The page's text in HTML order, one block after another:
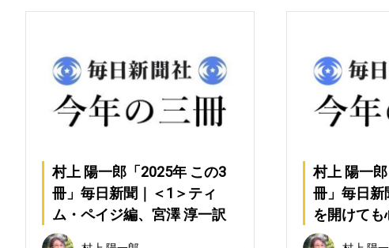
村上 陽一郎「2025年 この3
冊」毎日新聞｜＜1＞ティ
ム・ペイジ編、宮澤 淳一訳
『グレン・グールド著作集』
村上 陽一
冊」毎日新
を開けても
統派科学者